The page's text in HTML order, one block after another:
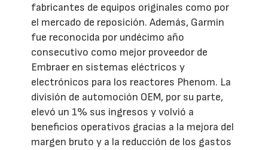
fabricantes de equipos originales como por
el mercado de reposición. Además, Garmin
fue reconocida por undécimo año
consecutivo como mejor proveedor de
Embraer en sistemas eléctricos y
electrónicos para los reactores Phenom. La
división de automoción OEM, por su parte,
elevó un 1% sus ingresos y volvió a
beneficios operativos gracias a la mejora del
margen bruto y a la reducción de los gastos